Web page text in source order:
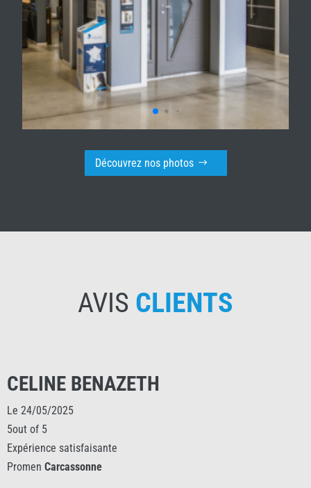
Découvrez nos photos
AVIS CLIENTS
CELINE BENAZETH
Le 24/05/2025
5out of 5
Expérience satisfaisante
Promen Carcassonne